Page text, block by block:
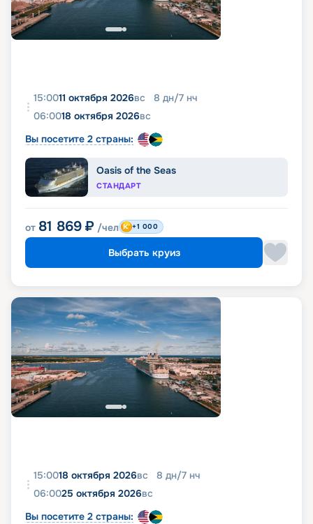
15:0011 октября 2026вс 8 дн/7 нч
06:0018 октября 2026вс
Вы посетите 2 страны:
Oasis of the Seas
СТАНДАРТ
от 81 869 ₽ /чел +1 000
Выбрать круиз
15:0018 октября 2026вс 8 дн/7 нч
06:0025 октября 2026вс
Вы посетите 2 страны: